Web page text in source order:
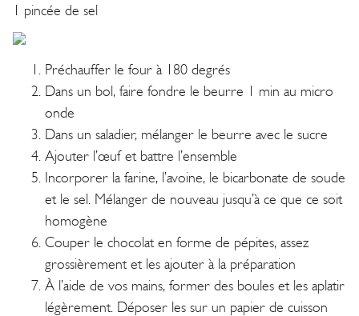
1 pincée de sel
Préchauffer le four à 180 degrés
Dans un bol, faire fondre le beurre 1 min au micro
onde
Dans un saladier, mélanger le beurre avec le sucre
Ajouter l’œuf et battre l’ensemble
Incorporer la farine, l’avoine, le bicarbonate de soude
et le sel. Mélanger de nouveau jusqu’à ce que ce soit
homogène
Couper le chocolat en forme de pépites, assez
grossièrement et les ajouter à la préparation
À l’aide de vos mains, former des boules et les aplatir
légèrement. Déposer les sur un papier de cuisson